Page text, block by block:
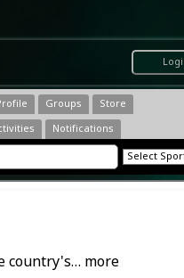
Groups
Store
Notifications
country's… more